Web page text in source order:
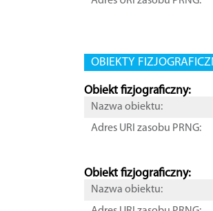
OBIEKTY
Obiekt fizjograficzny:
Nazwa obiektu:
Adres URI zasobu PRNG:
Obiekt fizjograficzny:
Nazwa obiektu: